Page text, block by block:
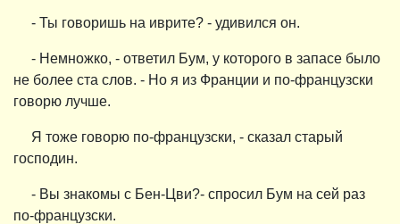
- Ты говоришь на иврите? - удивился он.
- Немножко, - ответил Бум, у которого в запасе было
не более ста слов. - Но я из Франции и по-французски
говорю лучше.
Я тоже говорю по-французски, - сказал старый
господин.
- Вы знакомы с Бен-Цви?- спросил Бум на сей раз
по-французски.